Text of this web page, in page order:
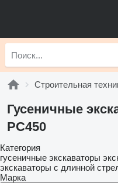
Строительная
Гусеничные
PC450
Категория
гусеничные экскаваторы
экскаваторы с длинной
Марка